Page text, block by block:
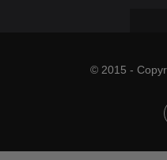
© 2015 -